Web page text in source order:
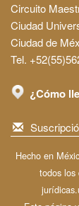
Circuito
Ciudad
Ciudad de
Tel.
¿Cómo
Hecho en
todos los